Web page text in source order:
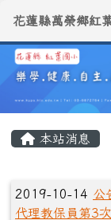
花蓮縣萬
導覽列
花蓮縣萬榮鄉紅
本站消息
文章列表
2019-10-14 公
代理教保員第3